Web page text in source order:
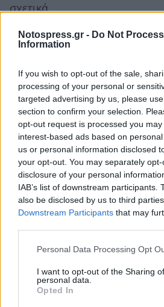
Notospress.gr - Do Not
Information
If you wish to opt-out of the sale,
processing of your personal or
targeted advertising by us, please
section to confirm your selection.
opt-out request is processed you
interest-based ads based on
us or personal information disclosed
your opt-out. You may separately
disclosure of your personal
IAB’s list of downstream participants.
also be disclosed by us to third
Downstream Participants that may
Personal Data Processing Opt
I want to opt-out of the Sharing
personal data.
Opted In
σχετικά.
Συνεννόηση των δύο
πρόσταγμα της κοινωνίας
«Ανήκω σε ένα διαφορετικό
σημερινή Κυβέρνηση και αυτό
τέλος ο Περιφερειάρχης
σημείωσε«Υπάρχει ωστόσο το
ότι αυτοί οι δύο πολιτικοί
βρουν ένα πεδίο συνεννόησης
θέλει η χώρα να κάνει το
ότι οι πολίτες και η κοινωνία
δική της επέμβαση. Κατά
υπάρχει μια τέτοια δυναμική
κοινωνίας. Νομίζω ότι πλέον
αντιπαράθεση στην κεντρική
δεν έχει αισθητική, δεν έχει
μόνο ένα καθαρώς προσωπικό